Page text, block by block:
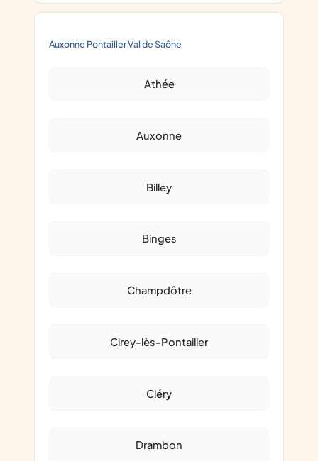
Auxonne Pontailler Val de Saône
Athée
Auxonne
Billey
Binges
Champdôtre
Cirey-lès-Pontailler
Cléry
Drambon